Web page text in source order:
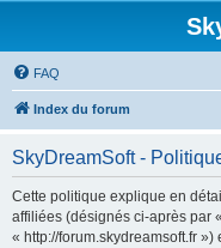
FAQ
Index du forum
SkyDreamSoft -
Cette politique explique en
affiliées (désignés ci-après par
« http://forum.skydreamsoft.fr